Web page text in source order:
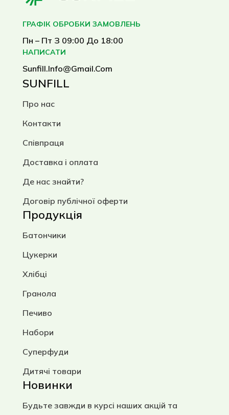
ГРАФІК ОБРОБКИ ЗАМОВЛЕНЬ
Пн – Пт З 09:00 До 18:00
НАПИСАТИ
Sunfill.info@gmail.com
SUNFILL
Про нас
Контакти
Співпраця
Доставка і оплата
Де нас знайти?
Договір публічної оферти
Продукція
Батончики
Цукерки
Хлібці
Гранола
Печиво
Набори
Суперфуди
Дитячі товари
Новинки
Будьте завжди в курсі наших акцій та